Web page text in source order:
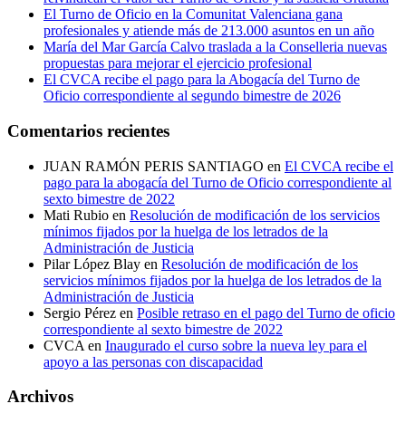
El Turno de Oficio en la Comunitat Valenciana gana
profesionales y atiende más de 213.000 asuntos en un año
María del Mar García Calvo traslada a la Conselleria nuevas
propuestas para mejorar el ejercicio profesional
El CVCA recibe el pago para la Abogacía del Turno de
Oficio correspondiente al segundo bimestre de 2026
Comentarios recientes
JUAN RAMÓN PERIS SANTIAGO en El CVCA recibe el
pago para la abogacía del Turno de Oficio correspondiente al
sexto bimestre de 2022
Mati Rubio en Resolución de modificación de los servicios
mínimos fijados por la huelga de los letrados de la
Administración de Justicia
Pilar López Blay en Resolución de modificación de los
servicios mínimos fijados por la huelga de los letrados de la
Administración de Justicia
Sergio Pérez en Posible retraso en el pago del Turno de oficio
correspondiente al sexto bimestre de 2022
CVCA en Inaugurado el curso sobre la nueva ley para el
apoyo a las personas con discapacidad
Archivos